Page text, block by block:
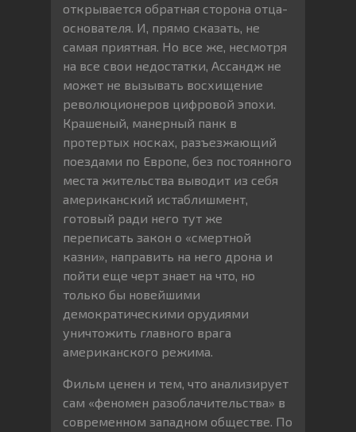
открывается обратная сторона отца-
основателя. И, прямо сказать, не
самая приятная. Но все же, несмотря
на все свои недостатки, Ассандж не
может не вызывать восхищение
революционеров цифровой эпохи.
Крашеный, манерный панк в
протертых носках, разъезжающий
поездами по Европе, без постоянного
места жительства выводит из себя
американский истаблишмент,
готовый ради него тут же
переписать закон о «смертной
казни», направить на него дрона и
пойти еще черт знает на что, но
только бы новейшими
демократическими орудиями
уничтожить главного врага
американского режима.
Фильм ценен и тем, что анализирует
сам «феномен разоблачительства» в
современном западном обществе. По